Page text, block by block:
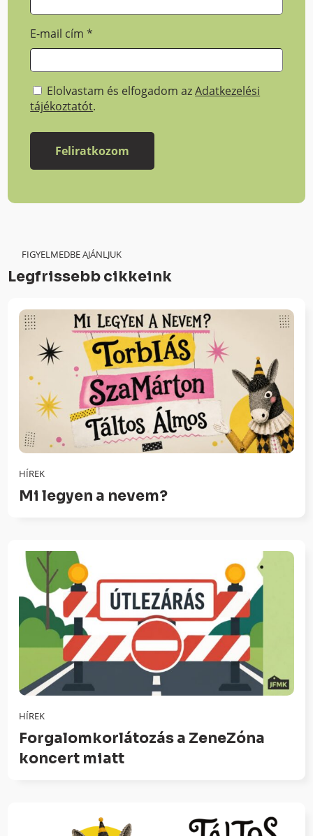
E-mail cím*
Elolvastam és elfogadom azAdatkezelési
tájékoztatót.
FIGYELMEDBE AJÁNLJUK
Legfrissebb cikkeink
HÍREK
Mi legyen a nevem?
HÍREK
Forgalomkorlátozás a ZeneZóna
koncert miatt